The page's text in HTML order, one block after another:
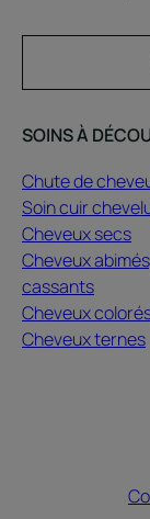
SOINS À
Chute de
Soin cuir
Cheveux secs
Cheveux
cassants
Cheveux
Cheveux ternes